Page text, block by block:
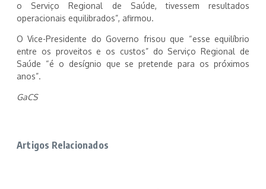
o Serviço Regional de Saúde, tivessem resultados
operacionais equilibrados”, afirmou.
O Vice-Presidente do Governo frisou que “esse equilíbrio
entre os proveitos e os custos” do Serviço Regional de
Saúde “é o desígnio que se pretende para os próximos
anos”.
GaCS
Artigos Relacionados